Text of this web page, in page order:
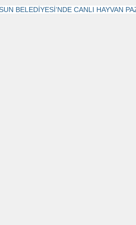
BELEDİYESİ’NDE CANLI HAYVAN